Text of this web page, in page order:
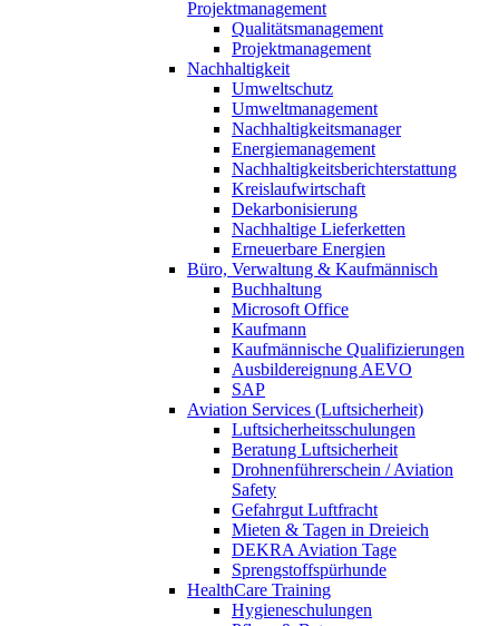
Projektmanagement
Qualitätsmanagement
Projektmanagement
Nachhaltigkeit
Umweltschutz
Umweltmanagement
Nachhaltigkeitsmanager
Energiemanagement
Nachhaltigkeitsberichterstattung
Kreislaufwirtschaft
Dekarbonisierung
Nachhaltige Lieferketten
Erneuerbare Energien
Büro, Verwaltung & Kaufmännisch
Buchhaltung
Microsoft Office
Kaufmann
Kaufmännische Qualifizierungen
Ausbildereignung AEVO
SAP
Aviation Services (Luftsicherheit)
Luftsicherheitsschulungen
Beratung Luftsicherheit
Drohnenführerschein / Aviation
Safety
Gefahrgut Luftfracht
Mieten & Tagen in Dreieich
DEKRA Aviation Tage
Sprengstoffspürhunde
HealthCare Training
Hygieneschulungen